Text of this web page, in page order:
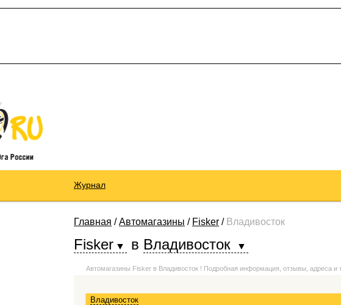
Журнал
Главная /Автомагазины / Fisker / Владивосток
Fisker в Владивосток
Автомагазины Fisker в Владивосток ! Подробная информация, отзывы, адреса и
Владивосток